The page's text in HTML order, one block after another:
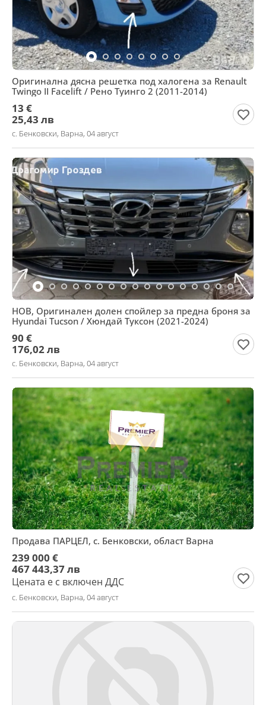
Оригинална дясна решетка под халогена за Renault
Twingo II Facelift / Рено Туинго 2 (2011-2014)
13 €
25,43 лв
с. Бенковски, Варна, 04 август
НОВ, Оригинален долен спойлер за предна броня за
Hyundai Tucson / Хюндай Туксон (2021-2024)
90 €
176,02 лв
с. Бенковски, Варна, 04 август
Продава ПАРЦЕЛ, с. Бенковски, област Варна
239 000 €
467 443,37 лв
Цената е с включен ДДС
с. Бенковски, Варна, 04 август